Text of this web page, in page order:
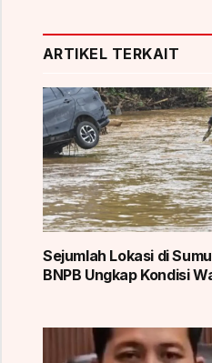
ARTIKEL TERKAIT
Sejumlah Lokasi di
BNPB Ungkap Kondisi